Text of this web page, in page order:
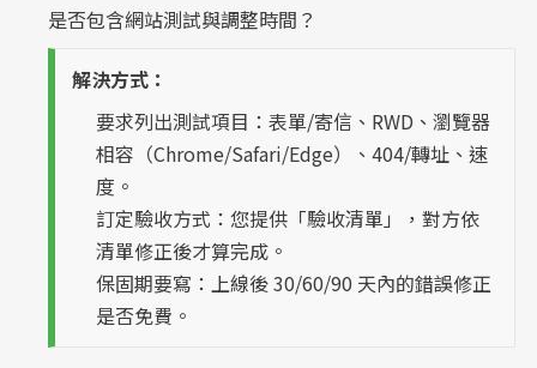
是否包含網站測試與調整時間？
解決方式：
要求列出測試項目：表單/寄信、RWD、瀏覽器
相容（Chrome/Safari/Edge）、404/轉址、速
度。
訂定驗收方式：您提供「驗收清單」，對方依
清單修正後才算完成。
保固期要寫：上線後 30/60/90 天內的錯誤修正
是否免費。